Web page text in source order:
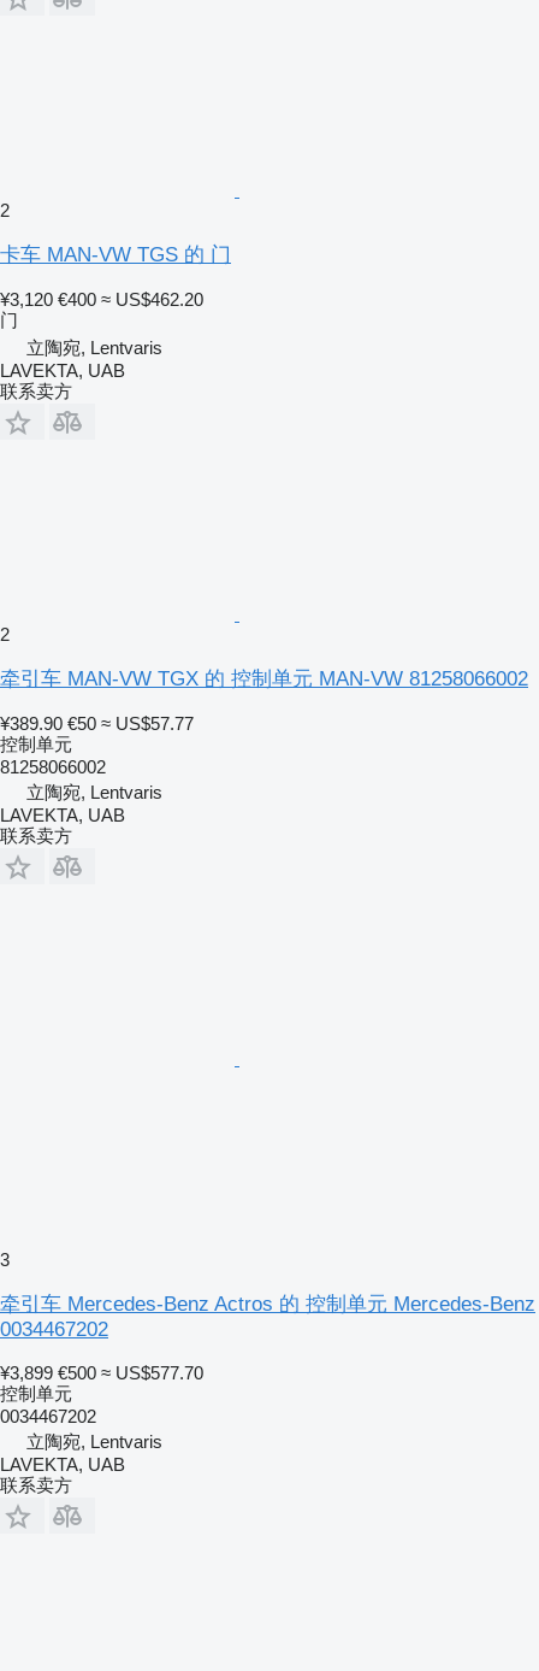
2
卡车 MAN-VW TGS 的 门
¥3,120 €400 ≈ US$462.20
门
立陶宛, Lentvaris
LAVEKTA, UAB
联系卖方
2
牵引车 MAN-VW TGX 的 控制单元 MAN-VW 81258066002
¥389.90 €50 ≈ US$57.77
控制单元
81258066002
立陶宛, Lentvaris
LAVEKTA, UAB
联系卖方
3
牵引车 Mercedes-Benz Actros 的 控制单元 Mercedes-Benz
0034467202
¥3,899 €500 ≈ US$577.70
控制单元
0034467202
立陶宛, Lentvaris
LAVEKTA, UAB
联系卖方